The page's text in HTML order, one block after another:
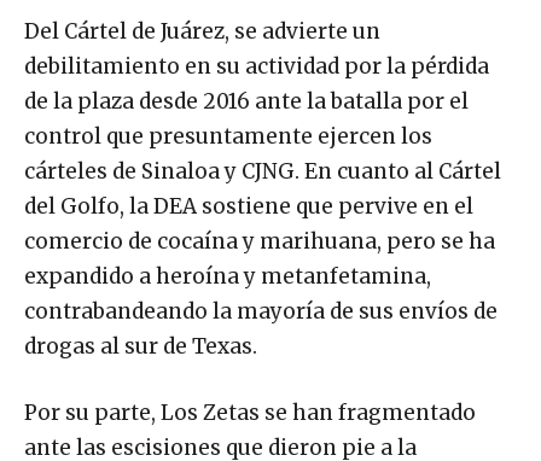
Del Cártel de Juárez, se advierte un
debilitamiento en su actividad por la pérdida
de la plaza desde 2016 ante la batalla por el
control que presuntamente ejercen los
cárteles de Sinaloa y CJNG. En cuanto al Cártel
del Golfo, la DEA sostiene que pervive en el
comercio de cocaína y marihuana, pero se ha
expandido a heroína y metanfetamina,
contrabandeando la mayoría de sus envíos de
drogas al sur de Texas.
Por su parte, Los Zetas se han fragmentado
ante las escisiones que dieron pie a la